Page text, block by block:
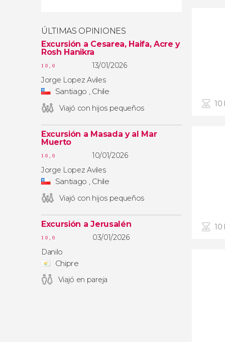
ÚLTIMAS OPINIONES
Excursión a Cesarea, Haifa, Acre y
Rosh Hanikra
10,0
13/01/2026
Jorge Lopez Aviles
Santiago , Chile
Viajó con hijos pequeños
Excursión a Masada y al Mar
Muerto
10,0
10/01/2026
Jorge Lopez Aviles
Santiago , Chile
Viajó con hijos pequeños
Excursión a Jerusalén
10,0
03/01/2026
Danilo
Chipre
Viajó en pareja
10
10